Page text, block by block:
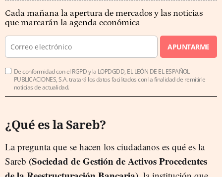
Cada mañana la apertura de mercados y las noticias
que marcarán la agenda económica
APUNTARME
De conformidad con el RGPD y la LOPDGDD, EL LEÓN DE EL ESPAÑOL
PUBLICACIONES, S.A. tratará los datos facilitados con la finalidad de remitirle
noticias de actualidad.
¿Qué es la Sareb?
La pregunta que se hacen los ciudadanos es qué es la
Sareb (Sociedad de Gestión de Activos Procedentes